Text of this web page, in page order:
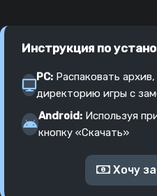
Инструкция по
PC: Распаковать
директорию игры с
Android: Используя
кнопку «Скачать»
Хочу